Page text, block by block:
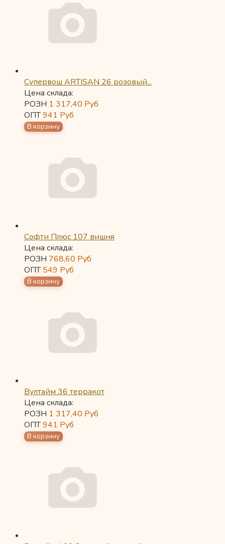
Супервош ARTISAN 26 розовый...
Цена склада:
РОЗН 1 317,40 Руб
ОПТ941 Руб
Софти Плюс 107 вишня
Цена склада:
РОЗН 768,60 Руб
ОПТ549 Руб
Вултайм 36 терракот
Цена склада:
РОЗН 1 317,40 Руб
ОПТ941 Руб